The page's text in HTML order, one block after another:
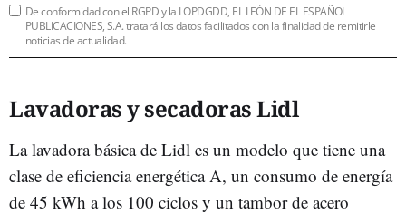
De conformidad con el RGPD y la LOPDGDD, EL LEÓN DE EL ESPAÑOL
PUBLICACIONES, S.A. tratará los datos facilitados con la finalidad de remitirle
noticias de actualidad.
Lavadoras y secadoras Lidl
La lavadora básica de Lidl es un modelo que tiene una
clase de eficiencia energética A, un consumo de energía
de 45 kWh a los 100 ciclos y un tambor de acero